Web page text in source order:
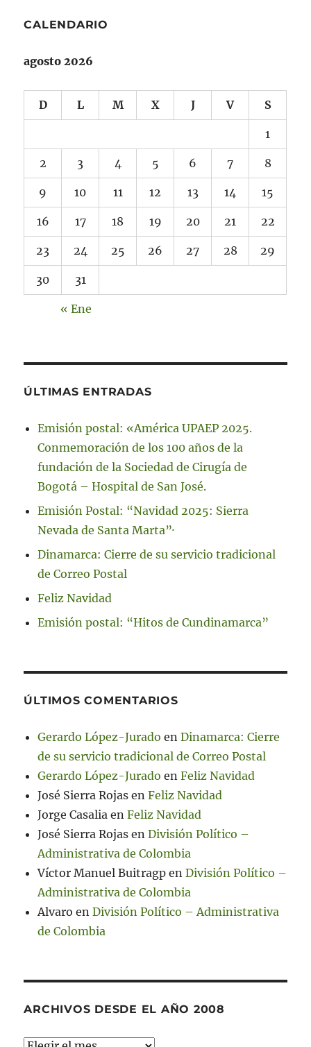
CALENDARIO
agosto 2026
D L M X J V S
1
2 3 4 5 6 7 8
9 10 11 12 13 14 15
16 17 18 19 20 21 22
23 24 25 26 27 28 29
30 31
« Ene
ÚLTIMAS ENTRADAS
Emisión postal: «América UPAEP 2025.
Conmemoración de los 100 años de la
fundación de la Sociedad de Cirugía de
Bogotá – Hospital de San José.
Emisión Postal: “Navidad 2025: Sierra
Nevada de Santa Marta”·
Dinamarca: Cierre de su servicio tradicional
de Correo Postal
Feliz Navidad
Emisión postal: “Hitos de Cundinamarca”
ÚLTIMOS COMENTARIOS
Gerardo López-Jurado enDinamarca: Cierre
de su servicio tradicional de Correo Postal
Gerardo López-Jurado enFeliz Navidad
José Sierra Rojas enFeliz Navidad
Jorge Casalia enFeliz Navidad
José Sierra Rojas enDivisión Político –
Administrativa de Colombia
Víctor Manuel Buitragp enDivisión Político –
Administrativa de Colombia
Alvaro enDivisión Político – Administrativa
de Colombia
ARCHIVOS DESDE EL AÑO 2008